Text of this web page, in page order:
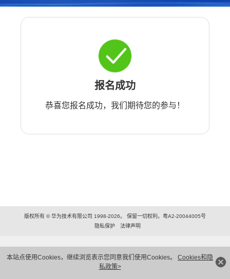
本站点使用Cookies，继续浏览表示您同意我们使用Cookies。 Cookies和隐
私政策>
报名成功
恭喜您报名成功，我们期待您的参与！
版权所有 © 华为技术有限公司 1998-2026。 保留一切权利。粤A2-20044005号
隐私保护
法律声明